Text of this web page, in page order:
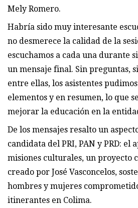
Mely Romero.
Habría sido muy interesante
no desmerece la calidad de la
escuchamos a cada una durante
un mensaje final. Sin preguntas,
entre ellas, los asistentes
elementos y en resumen, lo que
mejorar la educación en la
De los mensajes resalto un
candidata del PRI, PAN y PRD: el
misiones culturales, un proyecto
creado por José Vasconcelos,
hombres y mujeres
itinerantes en Colima.